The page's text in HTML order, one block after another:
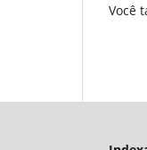
Você